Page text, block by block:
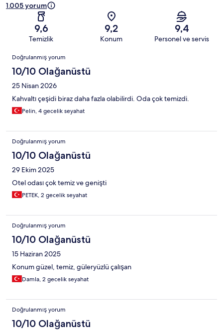
1.005 yorum
9,6
Temizlik
9,2
Konum
9,4
Personel ve servis
Yorumlar
Doğrulanmış yorum
10/10 Olağanüstü
25 Nisan 2026
Kahvaltı çeşidi biraz daha fazla olabilirdi. Oda çok temizdi.
Pelin, 4 gecelik seyahat
Doğrulanmış yorum
10/10 Olağanüstü
29 Ekim 2025
Otel odası çok temiz ve genişti
PETEK, 2 gecelik seyahat
Doğrulanmış yorum
10/10 Olağanüstü
15 Haziran 2025
Konum güzel, temiz, güleryüzlü çalışan
Damla, 2 gecelik seyahat
Doğrulanmış yorum
10/10 Olağanüstü